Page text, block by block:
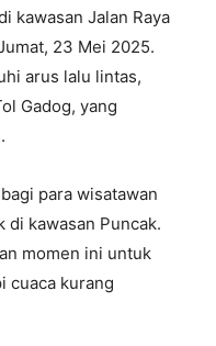
kawasan Jalan Raya
23 Mei 2025.
arus lalu lintas,
Gadog, yang
para wisatawan
di kawasan Puncak.
momen ini untuk
cuaca kurang